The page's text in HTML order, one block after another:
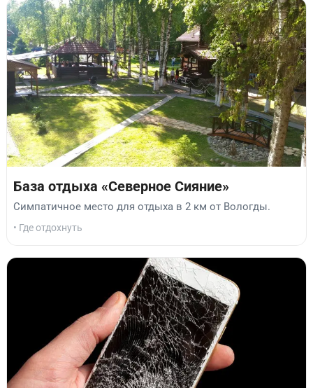
База отдыха «Северное Сияние»
Симпатичное место для отдыха в 2 км от Вологды.
• Где отдохнуть